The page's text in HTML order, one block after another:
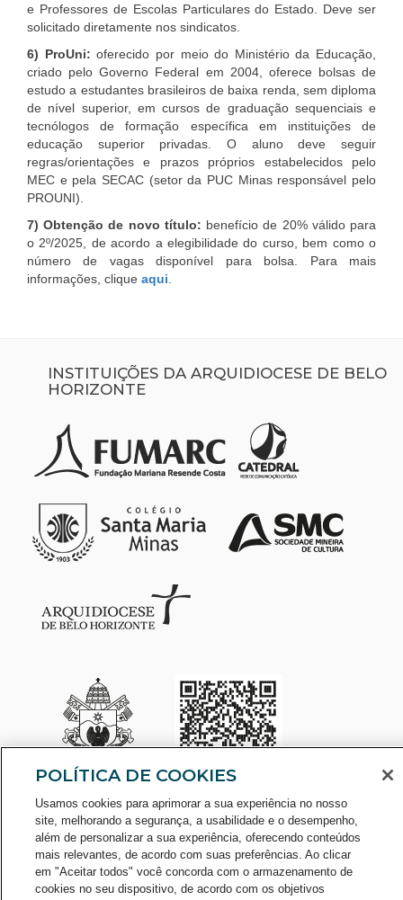
e Professores de Escolas Particulares do Estado. Deve ser
solicitado diretamente nos sindicatos.
6) ProUni:oferecido por meio do Ministério da Educação,
criado pelo Governo Federal em 2004, oferece bolsas de
estudo a estudantes brasileiros de baixa renda, sem diploma
de nível superior, em cursos de graduação sequenciais e
tecnólogos de formação específica em instituições de
educação superior privadas. O aluno deve seguir
regras/orientações e prazos próprios estabelecidos pelo
MEC e pela SECAC (setor da PUC Minas responsável pelo
PROUNI).
7) Obtenção de novo título: benefício de 20% válido para
o 2º/2025, de acordo a elegibilidade do curso, bem como o
número de vagas disponível para bolsa. Para mais
informações, clique aqui.
INSTITUIÇÕES DA ARQUIDIOCESE DE BELO
HORIZONTE
CONSULTE O CADASTRO NO
POLÍTICA DE COOKIES
Usamos cookies para aprimorar a sua experiência no nosso
site, melhorando a segurança, a usabilidade e o desempenho,
além de personalizar a sua experiência, oferecendo conteúdos
mais relevantes, de acordo com suas preferências. Ao clicar
em "Aceitar todos" você concorda com o armazenamento de
cookies no seu dispositivo, de acordo com os objetivos